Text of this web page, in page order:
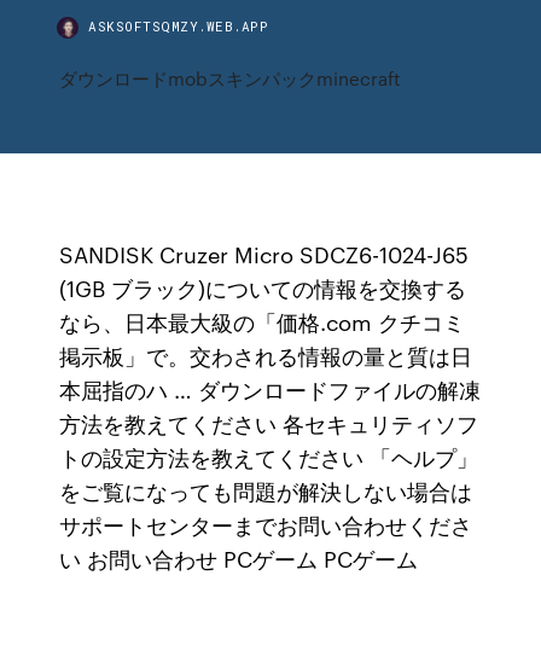
ASKSOFTSQMZY.WEB.APP
ダウンロードmobスキンパックminecraft
SANDISK Cruzer Micro SDCZ6-1024-J65
(1GB ブラック)についての情報を交換する
なら、日本最大級の「価格.com クチコミ
掲示板」で。交わされる情報の量と質は日
本屈指のハ … ダウンロードファイルの解凍
方法を教えてください 各セキュリティソフ
トの設定方法を教えてください 「ヘルプ」
をご覧になっても問題が解決しない場合は
サポートセンターまでお問い合わせくださ
い お問い合わせ PCゲーム PCゲーム